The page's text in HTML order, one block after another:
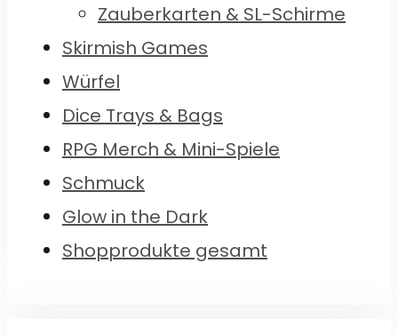
Zauberkarten & SL-Schirme
Skirmish Games
Würfel
Dice Trays & Bags
RPG Merch & Mini-Spiele
Schmuck
Glow in the Dark
Shopprodukte gesamt